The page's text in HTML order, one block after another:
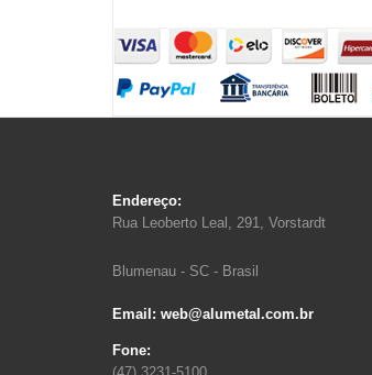
Endereço:
Rua Leoberto Leal, 291, Vorstardt
Blumenau - SC - Brasil
Email: web@alumetal.com.br
Fone: